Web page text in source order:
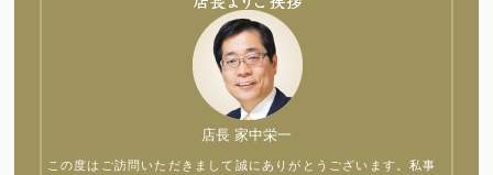
店長 家中栄一
この度はご訪問いただきまして誠にありがとうございます。私事